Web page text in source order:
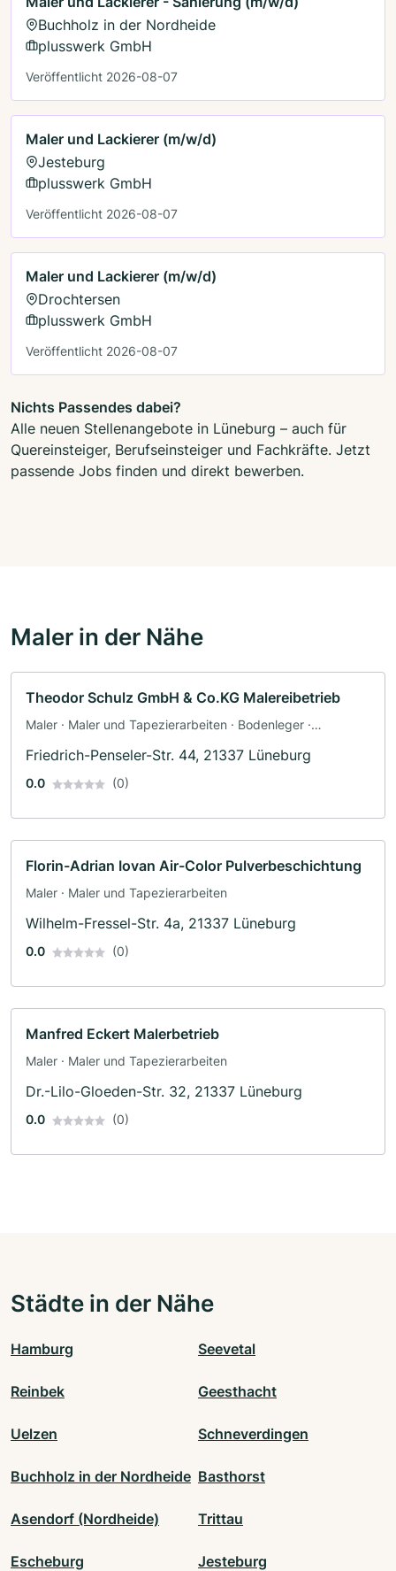
Buchholz in der Nordheide
plusswerk GmbH
Veröffentlicht 2026-08-07
Maler und Lackierer (m/w/d)
Jesteburg
plusswerk GmbH
Veröffentlicht 2026-08-07
Maler und Lackierer (m/w/d)
Drochtersen
plusswerk GmbH
Veröffentlicht 2026-08-07
Nichts Passendes dabei?
Alle neuen Stellenangebote in Lüneburg – auch für
Quereinsteiger, Berufseinsteiger und Fachkräfte. Jetzt
passende Jobs finden und direkt bewerben.
Maler in der Nähe
Theodor Schulz GmbH & Co.KG Malereibetrieb
Maler · Maler und Tapezierarbeiten · Bodenleger ·
Friedrich-Penseler-Str. 44, 21337 Lüneburg
0.0 (0)
Florin-Adrian Iovan Air-Color Pulverbeschichtung
Maler · Maler und Tapezierarbeiten
Wilhelm-Fressel-Str. 4a, 21337 Lüneburg
0.0 (0)
Manfred Eckert Malerbetrieb
Maler · Maler und Tapezierarbeiten
Dr.-Lilo-Gloeden-Str. 32, 21337 Lüneburg
0.0 (0)
Städte in der Nähe
Hamburg Seevetal
Reinbek Geesthacht
Uelzen Schneverdingen
Buchholz in der Nordheide Basthorst
Asendorf (Nordheide) Trittau
Escheburg Jesteburg